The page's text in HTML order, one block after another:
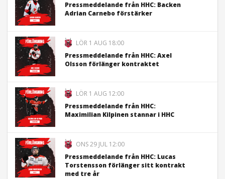
Pressmeddelande från HHC: Backen
Adrian Carnebo förstärker
LÖR 1 AUG 18:00
Pressmeddelande från HHC: Axel
Olsson förlänger kontraktet
LÖR 1 AUG 12:00
Pressmeddelande från HHC:
Maximilian Kilpinen stannar i HHC
ONS 29 JUL 12:00
Pressmeddelande från HHC: Lucas
Torstensson förlänger sitt kontrakt
med tre år